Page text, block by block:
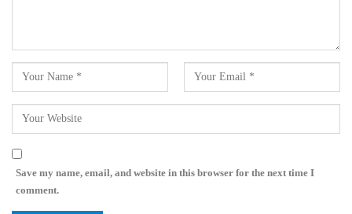
Save my name, email, and website in this browser for the next time I
comment.